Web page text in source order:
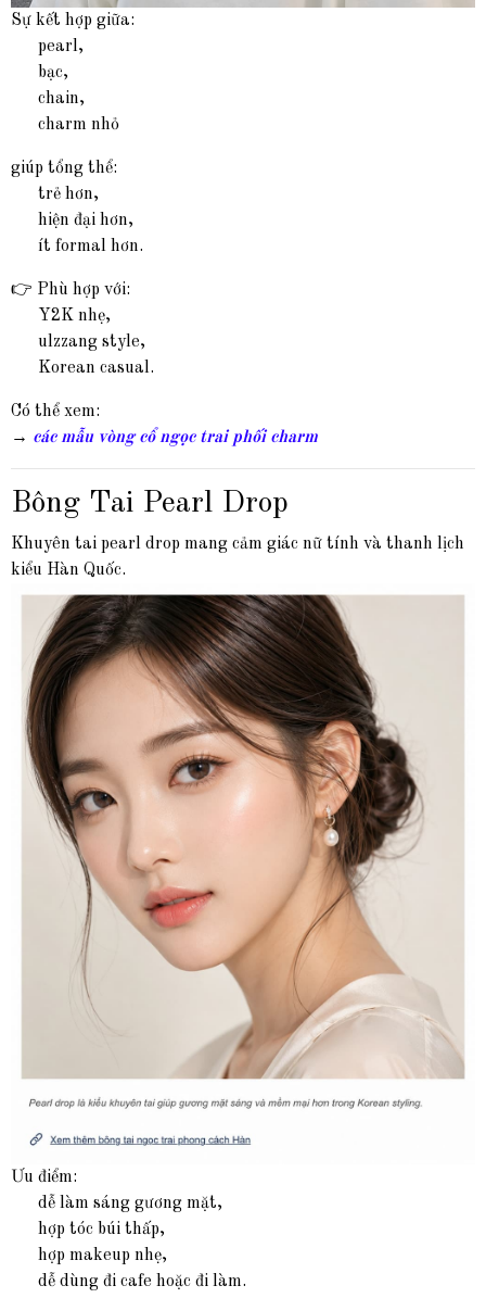
Sự kết hợp giữa:
pearl,
bạc,
chain,
charm nhỏ
giúp tổng thể:
trẻ hơn,
hiện đại hơn,
ít formal hơn.
👉 Phù hợp với:
Y2K nhẹ,
ulzzang style,
Korean casual.
Có thể xem:
→ các mẫu vòng cổ ngọc trai phối charm
Bông Tai Pearl Drop
Khuyên tai pearl drop mang cảm giác nữ tính và thanh lịch
kiểu Hàn Quốc.
Ưu điểm:
dễ làm sáng gương mặt,
hợp tóc búi thấp,
hợp makeup nhẹ,
dễ dùng đi cafe hoặc đi làm.